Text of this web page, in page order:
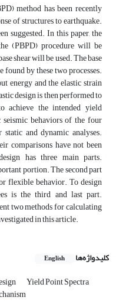
method has been recently
of structures to earthquake.
suggested. In this paper, the
(PBPD) procedure will be
shear will be used. The base
by these two processes.
energy and the elastic strain
design is then performed to
achieve the intended yield
behaviors of the four
and dynamic analyses.
comparisons have not been
has three main parts.
portion. The second part
flexible behavior. To design
is the third and last part.
two methods for calculating
in this article.
کلیدواژه‌ها English
Yield Point Spectra